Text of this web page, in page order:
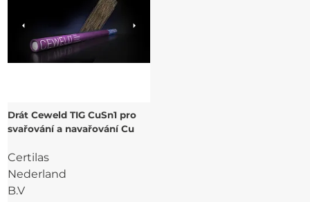
Drát Ceweld TIG CuSn1 pro
svařování a navařování Cu
Certilas
Nederland
B.V